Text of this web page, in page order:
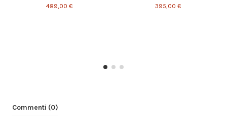
489,00 €
395,00 €
Commenti (0)